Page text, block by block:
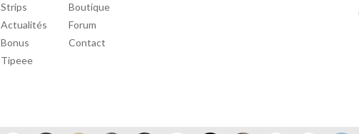
Strips
Actualités
Bonus
Tipeee
Boutique
Forum
Contact